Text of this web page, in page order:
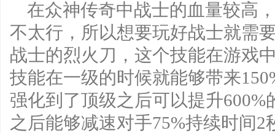
在众神传奇中战士的血量较高
不太行，所以想要玩好战士就需
战士的烈火刀，这个技能在游戏
技能在一级的时候就能够带来
强化到了顶级之后可以提升
之后能够减速对手75%持续时间